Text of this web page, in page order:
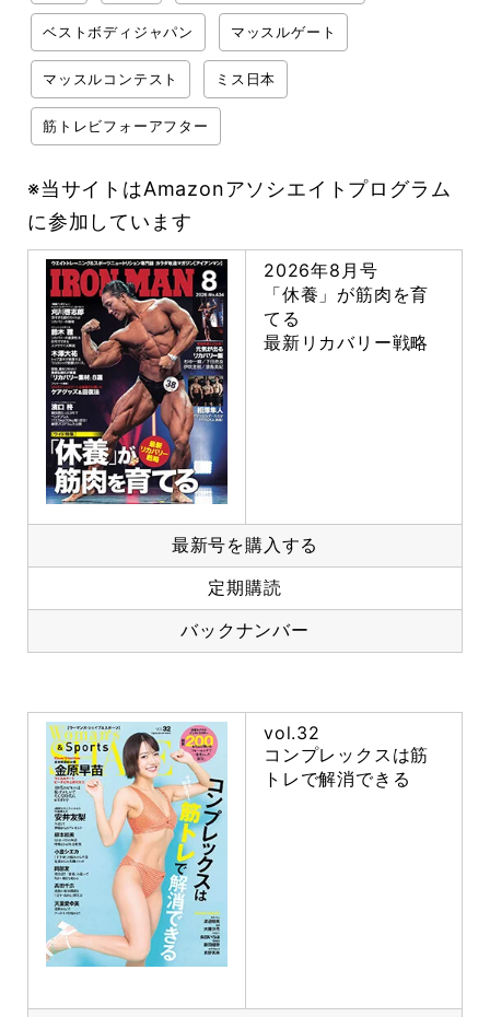
ベストボディジャパン マッスルゲート
マッスルコンテスト ミス日本
筋トレビフォーアフター
※当サイトはAmazonアソシエイトプログラム
に参加しています
2026年8月号
「休養」が筋肉を育
てる
最新リカバリー戦略
最新号を購入する
定期購読
バックナンバー
vol.32
コンプレックスは筋
トレで解消できる